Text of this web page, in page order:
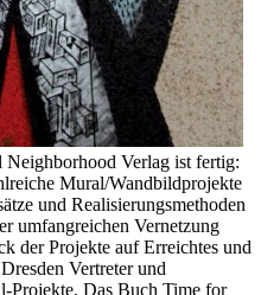
Neighborhood Verlag ist fertig:
Mural/Wandbildprojekte
und Realisierungsmethoden
umfangreichen Vernetzung
der Projekte auf Erreichtes und
Vertreter und
Projekte. Das Buch Time for